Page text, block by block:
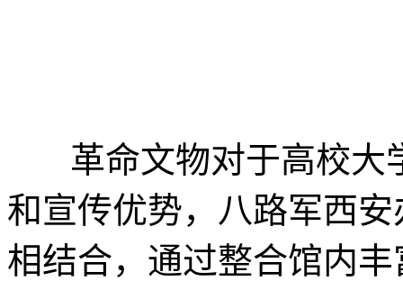
革命文物对于高校大
和宣传优势，八路军西
相结合，通过整合馆内